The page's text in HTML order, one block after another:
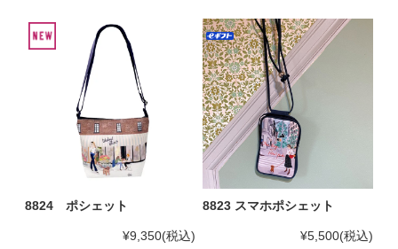
8824 ポシェット
¥9,350(税込)
8823 スマホポシェット
¥5,500(税込)